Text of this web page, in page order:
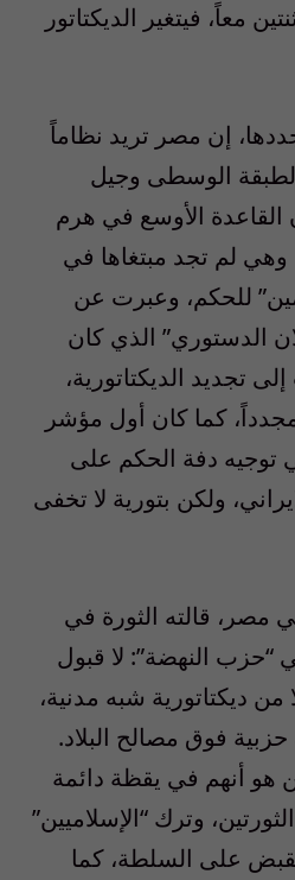
معاً، فيتغير الديكتاتور
إن مصر تريد نظاماً
الوسطى وجيل
القاعدة الأوسع في هرم
وهي لم تجد مبتغاها في
للحكم، وعبرت عن
الدستوري” الذي كان
تجديد الديكتاتورية،
مجدداً، كما كان أول مؤشر
توجيه دفة الحكم على
ولكن بتورية لا تخفى
مصر، قالته الثورة في
النهضة”: لا قبول
من ديكتاتورية شبه مدنية،
فوق مصالح البلاد.
هو أنهم في يقظة دائمة
وترك “الإسلاميين”
على السلطة، كما